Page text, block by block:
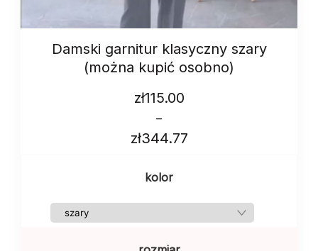
Damski garnitur klasyczny szary
(można kupić osobno)
zł115.00
–
zł344.77
kolor